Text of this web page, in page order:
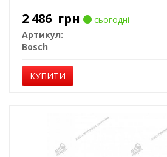
2 486 грн
сьогодні
Артикул:
Bosch
КУПИТИ